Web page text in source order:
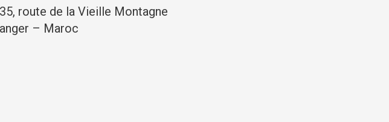
route de la Vieille Montagne
– Maroc